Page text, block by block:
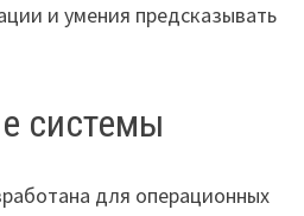
и умения предсказывать
системы
для операционных